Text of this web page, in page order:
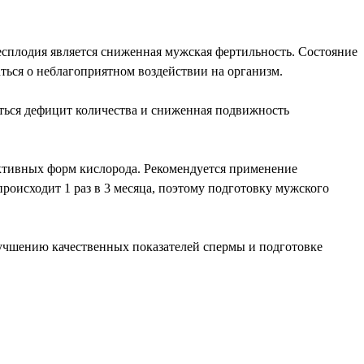
является сниженная мужская фертильность. Состояние
о неблагоприятном воздействии на организм.
дефицит количества и сниженная подвижность
форм кислорода. Рекомендуется применение
1 раз в 3 месяца, поэтому подготовку мужского
качественных показателей спермы и подготовке